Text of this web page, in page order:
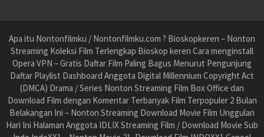
Apa itu Nontonfilmku / Nontonfilmku.com ? Bioskopkeren – Nonton
Streaming Koleksi Film Terlengkap Bioskop keren Cara menginstall
Opera VPN – Gratis Daftar Film Paling Bagus Menurut Pengunjung
Daftar Playlist Dashboard Anggota Digital Millennium Copyright Act
(DMCA) Drama / Series Nonton Streaming Film Box Office dan
Download Film dengan Komentar Terbanyak Film Terpopuler 2 Bulan
Belakangan Ini – Nonton Streaming Download Movie Film Unggulan
Hari Ini Halaman Anggota IDLIX Streaming Film / Download Movie Sub